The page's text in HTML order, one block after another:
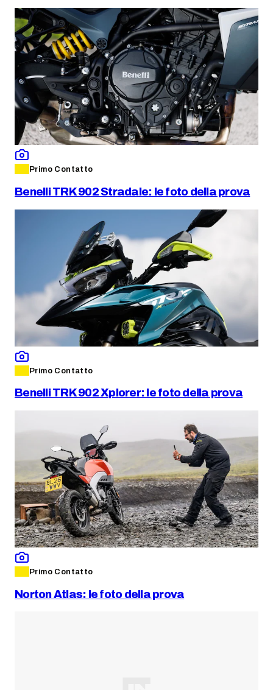
Primo Contatto
Benelli TRK 902 Stradale: le foto della prova
Primo Contatto
Benelli TRK 902 Xplorer: le foto della prova
Primo Contatto
Norton Atlas: le foto della prova